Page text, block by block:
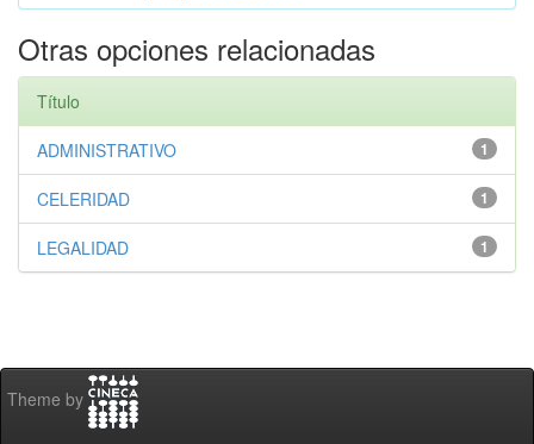
Otras opciones relacionadas
Título
1
ADMINISTRATIVO
1
CELERIDAD
1
LEGALIDAD
Theme by